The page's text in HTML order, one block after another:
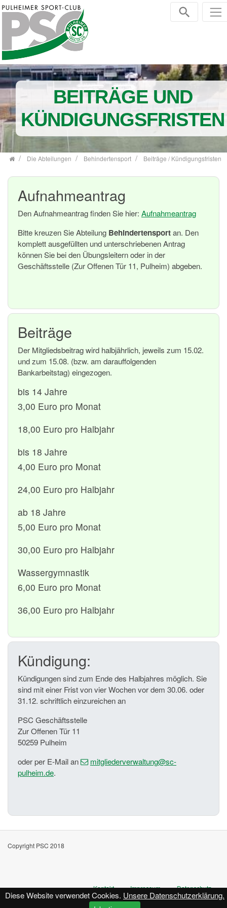
Zum Inhalt springen
BEITRÄGE UND
KÜNDIGUNGSFRISTEN
Die Abteilungen Behindertensport Beiträge / Kündigungsfristen
Aufnahmeantrag
Den Aufnahmeantrag finden Sie hier: Aufnahmeantrag
Bitte kreuzen Sie Abteilung Behindertensportan. Den
komplett ausgefüllten und unterschriebenen Antrag
können Sie bei den Übungsleitern oder in der
Geschäftsstelle (Zur Offenen Tür 11, Pulheim) abgeben.
Beiträge
Der Mitgliedsbeitrag wird halbjährlich, jeweils zum 15.02.
und zum 15.08. (bzw. am darauffolgenden
Bankarbeitstag) eingezogen.
bis 14 Jahre
3,00 Euro pro Monat
18,00 Euro pro Halbjahr
bis 18 Jahre
4,00 Euro pro Monat
24,00 Euro pro Halbjahr
ab 18 Jahre
5,00 Euro pro Monat
30,00 Euro pro Halbjahr
Wassergymnastik
6,00 Euro pro Monat
36,00 Euro pro Halbjahr
Kündigung:
Kündigungen sind zum Ende des Halbjahres möglich. Sie
sind mit einer Frist von vier Wochen vor dem 30.06. oder
31.12. schriftlich einzureichen an
PSC Geschäftsstelle
Zur Offenen Tür 11
50259 Pulheim
oder per E-Mail an
mitgliederverwaltung@sc-
pulheim.de.
Copyright PSC 2018
Kontakt Impressum Datenschutz
Diese Website verwendet Cookies. Unsere Datenschutzerklärung.